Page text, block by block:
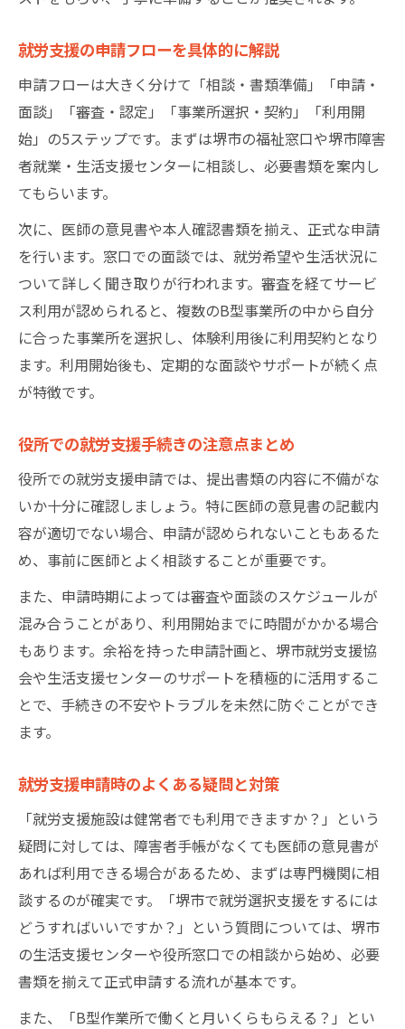
就労支援の申請フローを具体的に解説
申請フローは大きく分けて「相談・書類準備」「申請・
面談」「審査・認定」「事業所選択・契約」「利用開
始」の5ステップです。まずは堺市の福祉窓口や堺市障害
者就業・生活支援センターに相談し、必要書類を案内し
てもらいます。
次に、医師の意見書や本人確認書類を揃え、正式な申請
を行います。窓口での面談では、就労希望や生活状況に
ついて詳しく聞き取りが行われます。審査を経てサービ
ス利用が認められると、複数のB型事業所の中から自分
に合った事業所を選択し、体験利用後に利用契約となり
ます。利用開始後も、定期的な面談やサポートが続く点
が特徴です。
役所での就労支援手続きの注意点まとめ
役所での就労支援申請では、提出書類の内容に不備がな
いか十分に確認しましょう。特に医師の意見書の記載内
容が適切でない場合、申請が認められないこともあるた
め、事前に医師とよく相談することが重要です。
また、申請時期によっては審査や面談のスケジュールが
混み合うことがあり、利用開始までに時間がかかる場合
もあります。余裕を持った申請計画と、堺市就労支援協
会や生活支援センターのサポートを積極的に活用するこ
とで、手続きの不安やトラブルを未然に防ぐことができ
ます。
就労支援申請時のよくある疑問と対策
「就労支援施設は健常者でも利用できますか？」という
疑問に対しては、障害者手帳がなくても医師の意見書が
あれば利用できる場合があるため、まずは専門機関に相
談するのが確実です。「堺市で就労選択支援をするには
どうすればいいですか？」という質問については、堺市
の生活支援センターや役所窓口での相談から始め、必要
書類を揃えて正式申請する流れが基本です。
また、「B型作業所で働くと月いくらもらえる？」とい